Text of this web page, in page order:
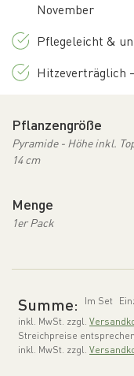
November
Pflegeleicht &
Hitzeverträglich
Pflanzengröße
Pyramide - Höhe inkl.
14 cm
Menge
1er Pack
Summe: Im Set
inkl. MwSt. zzgl.
Streichpreise
inkl. MwSt. zzgl.